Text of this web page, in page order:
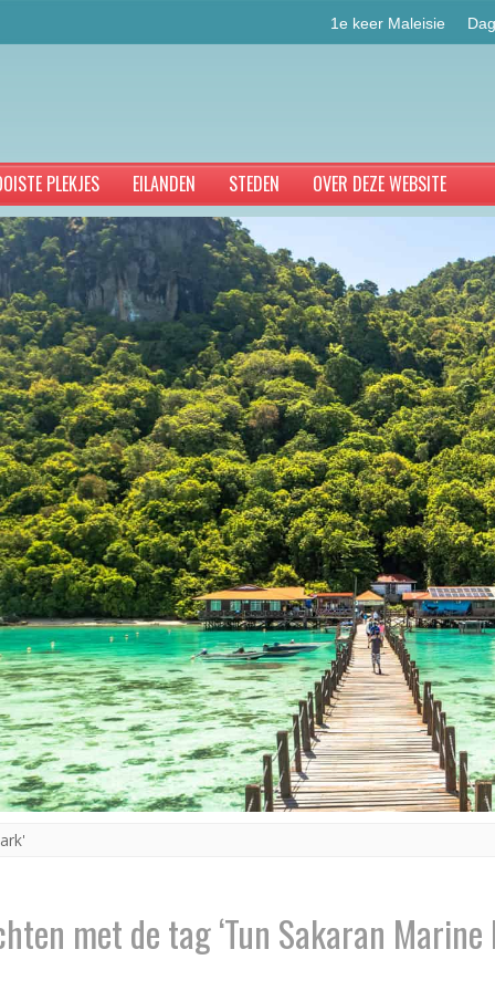
1e keer Maleisie
PLEKJES EILANDEN STEDEN OVER DEZE WEBSITE
met de tag ‘Tun Sakaran Marine